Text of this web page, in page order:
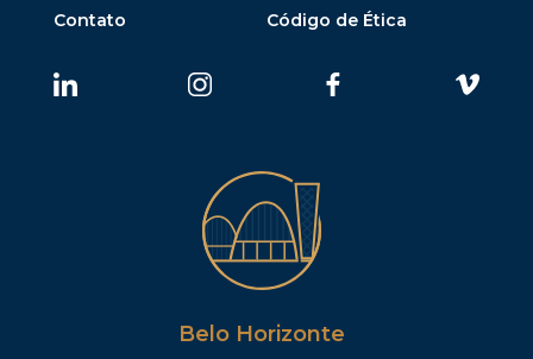
Contato
Código de Ética
Belo Horizonte